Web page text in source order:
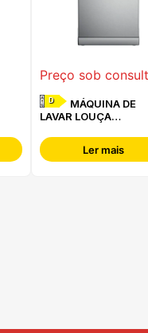
Preço sob
D
LAVAR LOUÇA
3C34 P X
Ler mais